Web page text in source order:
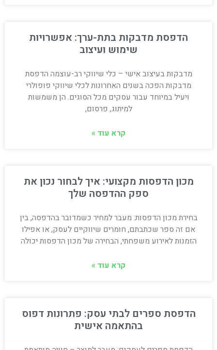
הדפסת מדבקות בתת-ערך: אפשרויות
שימוש ועיצוב
מדבקות בעיצוב אישי – כלי שיווקי רב-עוצמה הדפסת
מדבקות הפכה בשנים האחרונות לכלי שיווקי פופולרי
ויעיל במיוחד עבור עסקים מכל הסוגים. הן משמשות
למיתוג, פרסום,
קרא עוד »
מכון הדפסות מקצועי: איך לבחור נכון את
ספק ההדפסה שלך
בחירת מכון הדפסות: מעבר למחיר כשמדובר בהדפסה, בין
אם זה ספר שכתבתם, חומרים שיווקיים לעסק, או אפילו
הזמנות לאירוע משפחתי, הבחירה של מכון הדפסות יכולה
קרא עוד »
הדפסת ספרים לבתי עסק: פתרונות דפוס
בהתאמה אישית